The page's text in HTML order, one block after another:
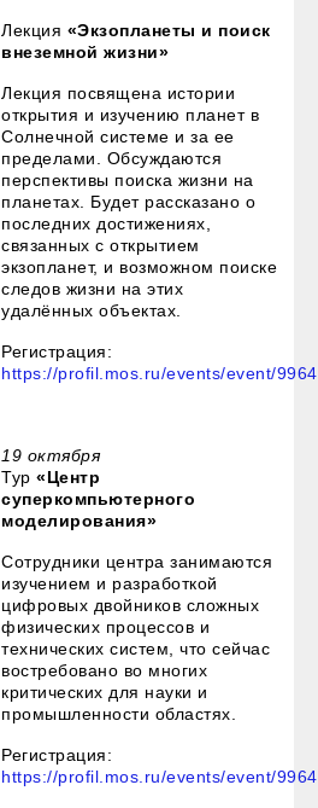
Лекция «Экзопланеты и поиск
внеземной жизни»
Лекция посвящена истории
открытия и изучению планет в
Солнечной системе и за ее
пределами. Обсуждаются
перспективы поиска жизни на
планетах. Будет рассказано о
последних достижениях,
связанных с открытием
экзопланет, и возможном поиске
следов жизни на этих
удалённых объектах.
Регистрация:
https://profil.mos.ru/events/event/
19 октября
Тур«Центр
суперкомпьютерного
моделирования»
Сотрудники центра занимаются
изучением и разработкой
цифровых двойников сложных
физических процессов и
технических систем, что сейчас
востребовано во многих
критических для науки и
промышленности областях.
Регистрация:
https://profil.mos.ru/events/event/